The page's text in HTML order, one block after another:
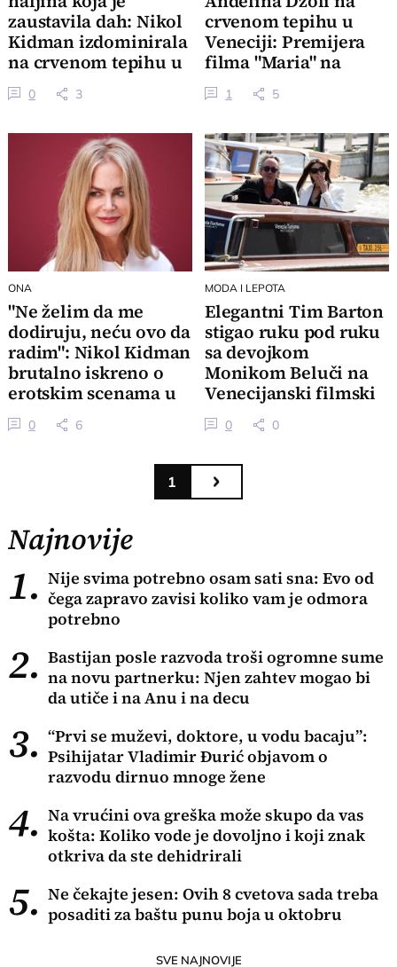
zaustavila dah: Nikol
Kidman izdominirala
na crvenom tepihu u
Veneciji
0 3
crvenom tepihu u
Veneciji: Premijera
filma "Maria" na
Venecijanskom
festivalu
1 5
ONA
"Ne želim da me
dodiruju, neću ovo da
radim": Nikol Kidman
brutalno iskreno o
erotskim scenama u
novom filmu
0 6
MODA I LEPOTA
Elegantni Tim Barton
stigao ruku pod ruku
sa devojkom
Monikom Beluči na
Venecijanski filmski
festival
0 0
1
Najnovije
1. Nije svima potrebno osam sati sna: Evo od
čega zapravo zavisi koliko vam je odmora
potrebno
2. Bastijan posle razvoda troši ogromne sume
na novu partnerku: Njen zahtev mogao bi
da utiče i na Anu i na decu
3. “Prvi se muževi, doktore, u vodu bacaju”:
Psihijatar Vladimir Đurić objavom o
razvodu dirnuo mnoge žene
4. Na vrućini ova greška može skupo da vas
košta: Koliko vode je dovoljno i koji znak
otkriva da ste dehidrirali
5. Ne čekajte jesen: Ovih 8 cvetova sada treba
posaditi za baštu punu boja u oktobru
SVE NAJNOVIJE